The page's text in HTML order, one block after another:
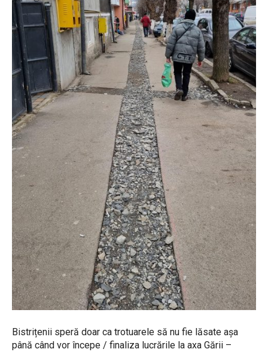
Bistrițenii speră doar ca trotuarele să nu fie lăsate așa
până când vor începe / finaliza lucrările la axa Gării –